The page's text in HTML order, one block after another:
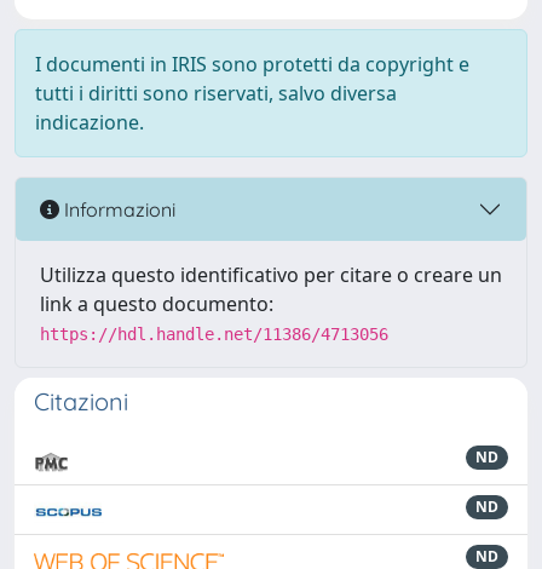
I documenti in IRIS sono protetti da copyright e
tutti i diritti sono riservati, salvo diversa
indicazione.
Informazioni
Utilizza questo identificativo per citare o creare un
link a questo documento:
https://hdl.handle.net/11386/4713056
Citazioni
ND
ND
ND